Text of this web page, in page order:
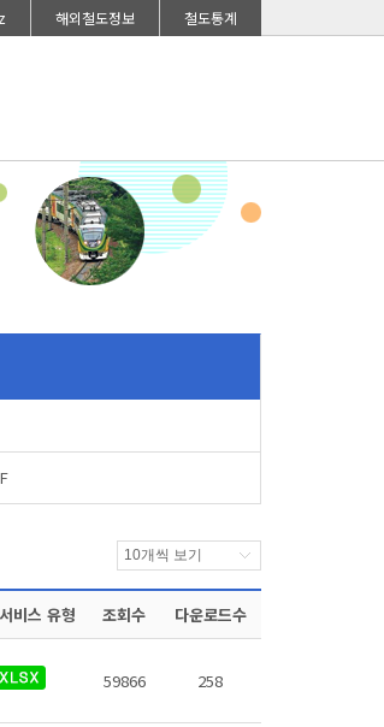
해외철도정보 철도통계
서비스 유형 조회수 다운로드수
59866 258